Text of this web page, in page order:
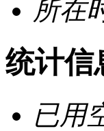
所在
统计信
已用